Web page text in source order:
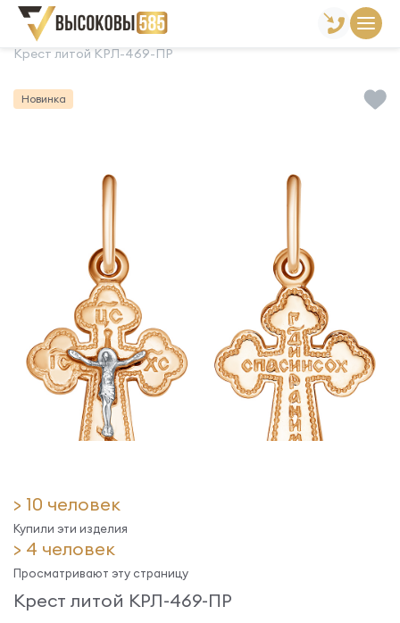
Главная Склад готовой продукции
Крест литой КРЛ-469-ПР
Новинка
> 10 человек
Купили эти изделия
> 4 человек
Просматривают эту страницу
Крест литой КРЛ-469-ПР